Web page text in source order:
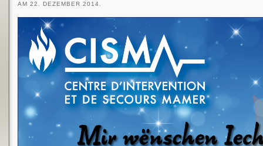
AM 22. DEZEMBER 2014.